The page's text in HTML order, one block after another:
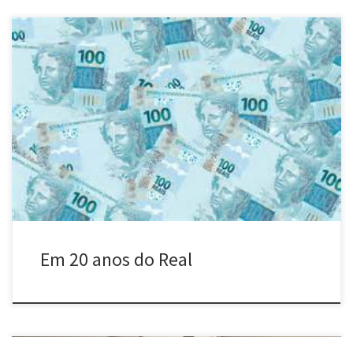
Em 20 anos do Real, desvalorização monetária e impostos roem o
bolso do trabalhador Está próximo de o “Plano Real” completar
20 anos, reverenciado como uma conquista da sociedade
brasileira, que estava atolada em índices gigantescos de inflação
à época. Uma das maiores lutas dos trabalhadores naquele
momento era pelo […]
Em 20 anos do Real